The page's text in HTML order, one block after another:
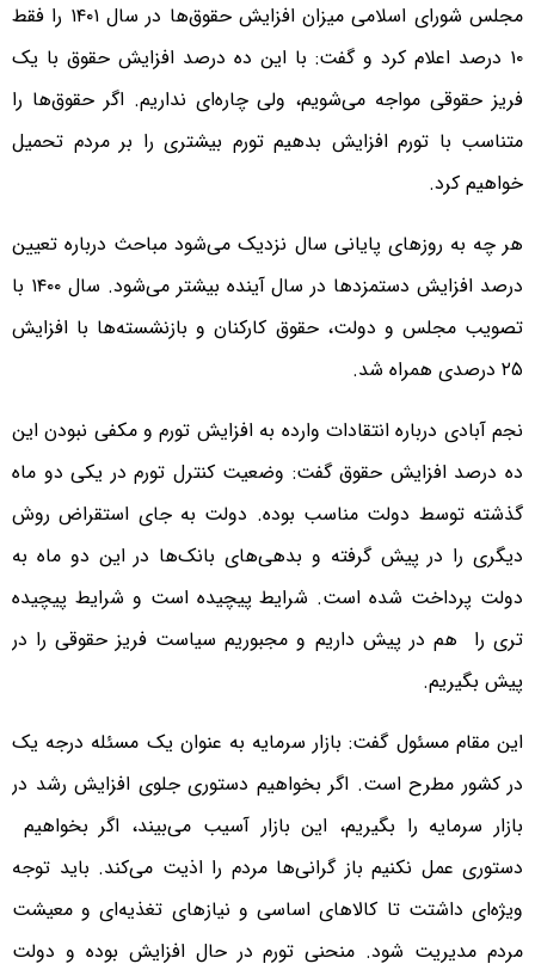
مجلس شورای اسلامی میزان افزایش حقوق‌ها در سال ۱۴۰۱ را فقط
۱۰ درصد اعلام کرد و گفت: با این ده درصد افزایش حقوق با یک
فریز حقوقی مواجه می‌شویم، ولی چاره‌ای نداریم. اگر حقوق‌ها را
متناسب با تورم افزایش بدهیم تورم بیشتری را بر مردم تحمیل
خواهیم کرد.
هر چه به روز‌های پایانی سال نزدیک می‌شود مباحث درباره تعیین
درصد افزایش دستمزد‌ها در سال آینده بیشتر می‌شود. سال ۱۴۰۰ با
تصویب مجلس و دولت، حقوق کارکنان و بازنشسته‌ها با افزایش
۲۵ درصدی همراه شد.
نجم آبادی درباره انتقادات وارده به افزایش تورم و مکفی نبودن این
ده درصد افزایش حقوق گفت: وضعیت کنترل تورم در یکی دو ماه
گذشته توسط دولت مناسب بوده. دولت به جای استقراض روش
دیگری را در پیش گرفته و بدهی‌های بانک‌ها در این دو ماه به
دولت پرداخت شده است. شرایط پیچیده است و شرایط پیچیده
تری را هم در پیش داریم و مجبوریم سیاست فریز حقوقی را در
پیش بگیریم.
این مقام مسئول گفت: بازار سرمایه به عنوان یک مسئله درجه یک
در کشور مطرح است. اگر بخواهیم دستوری جلوی افزایش رشد در
بازار سرمایه را بگیریم، این بازار آسیب می‌بیند، اگر بخواهیم
دستوری عمل نکنیم باز گرانی‌ها مردم را اذیت می‌کند. باید توجه
ویژه‌ای داشتت تا کالا‌های اساسی و نیاز‌های تغذیه‌ای و معیشت
مردم مدیریت شود. منحنی تورم در حال افزایش بوده و دولت